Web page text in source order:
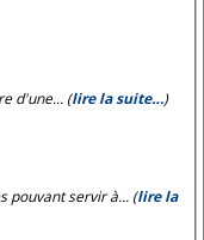
d'une... (lire la suite…)
pouvant servir à... (lire la